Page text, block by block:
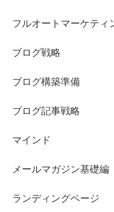
フルオートマーケティ
ブログ戦略
ブログ構築準備
ブログ記事戦略
マインド
メールマガジン基礎編
ランディングページ